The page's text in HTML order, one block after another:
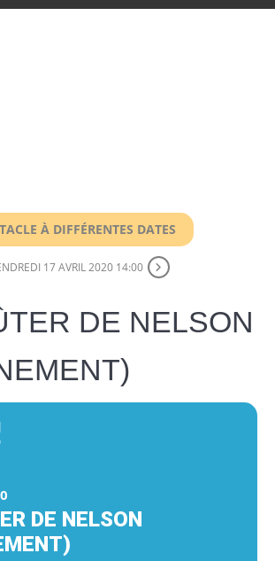
À DIFFÉRENTES DATES
17 AVRIL 2020 14:00
DE NELSON
DE NELSON